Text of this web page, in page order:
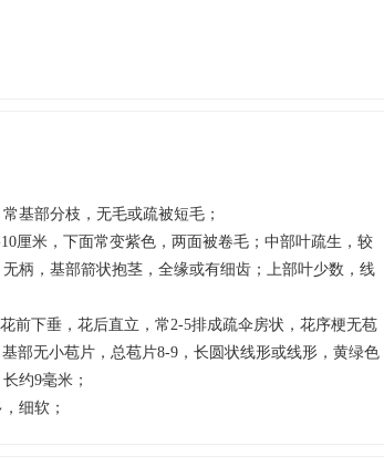
基部分枝，无毛或疏被短毛；
厘米，下面常变紫色，两面被卷毛；中部叶疏生，较
柄，基部箭状抱茎，全缘或有细齿；上部叶少数，线
前下垂，花后直立，常2-5排成疏伞房状，花序梗无苞
部无小苞片，总苞片8-9，长圆状线形或线形，黄绿色
约9毫米；
细软；